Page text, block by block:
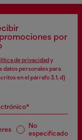
por
de privacidad y
datos personales para
en el párrafo 3.1, d)
No
especificado